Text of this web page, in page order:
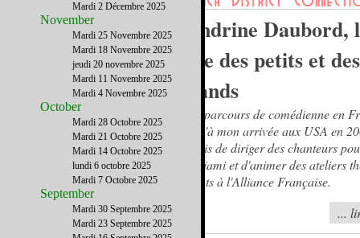
Sandrine Daubord,
être des petits et des
grands
Mon parcours de comédienne en
jusqu'à mon arrivée aux USA en
permis de diriger des chanteurs
de Miami et d'animer des ateliers
enfants à l'Alliance Française.
...
Mardi 2 Décembre 2025
November
Mardi 25 Novembre 2025
Mardi 18 Novembre 2025
jeudi 20 novembre 2025
Mardi 11 Novembre 2025
Mardi 4 Novembre 2025
October
Mardi 28 Octobre 2025
Mardi 21 Octobre 2025
Mardi 14 Octobre 2025
lundi 6 octobre 2025
Mardi 7 Octobre 2025
September
Mardi 30 Septembre 2025
Mardi 23 Septembre 2025